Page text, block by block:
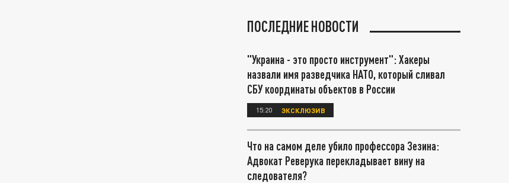
ПОСЛЕДНИЕ НОВОСТИ
"Украина - это просто инструмент": Хакеры
назвали имя разведчика НАТО, который сливал
СБУ координаты объектов в России
15:20 ЭКСКЛЮЗИВ
Что на самом деле убило профессора Зезина:
Адвокат Реверука перекладывает вину на
следователя?